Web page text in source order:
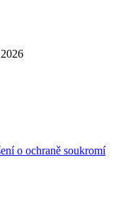
o ochraně soukromí